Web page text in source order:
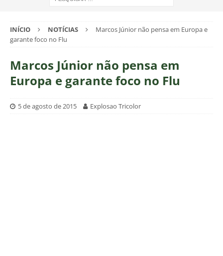
INÍCIO NOTÍCIAS
Marcos Júnior não pensa em Europa e
garante foco no Flu
Marcos Júnior não pensa em
Europa e garante foco no Flu
5 de agosto de 2015 Explosao Tricolor